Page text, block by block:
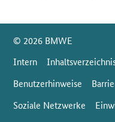
SrOnlyServicemenü
© 2026 BMWE
Intern
Benutzerhinweise
Soziale Netzwerke